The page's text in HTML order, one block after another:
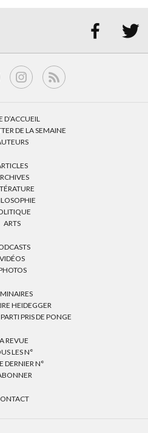
 
D’ACCUEIL
DE LA SEMAINE
ARTS
VIDÉOS
HEIDEGGER
PRIS DE PONGE
REVUE
LES N°
DERNIER N°